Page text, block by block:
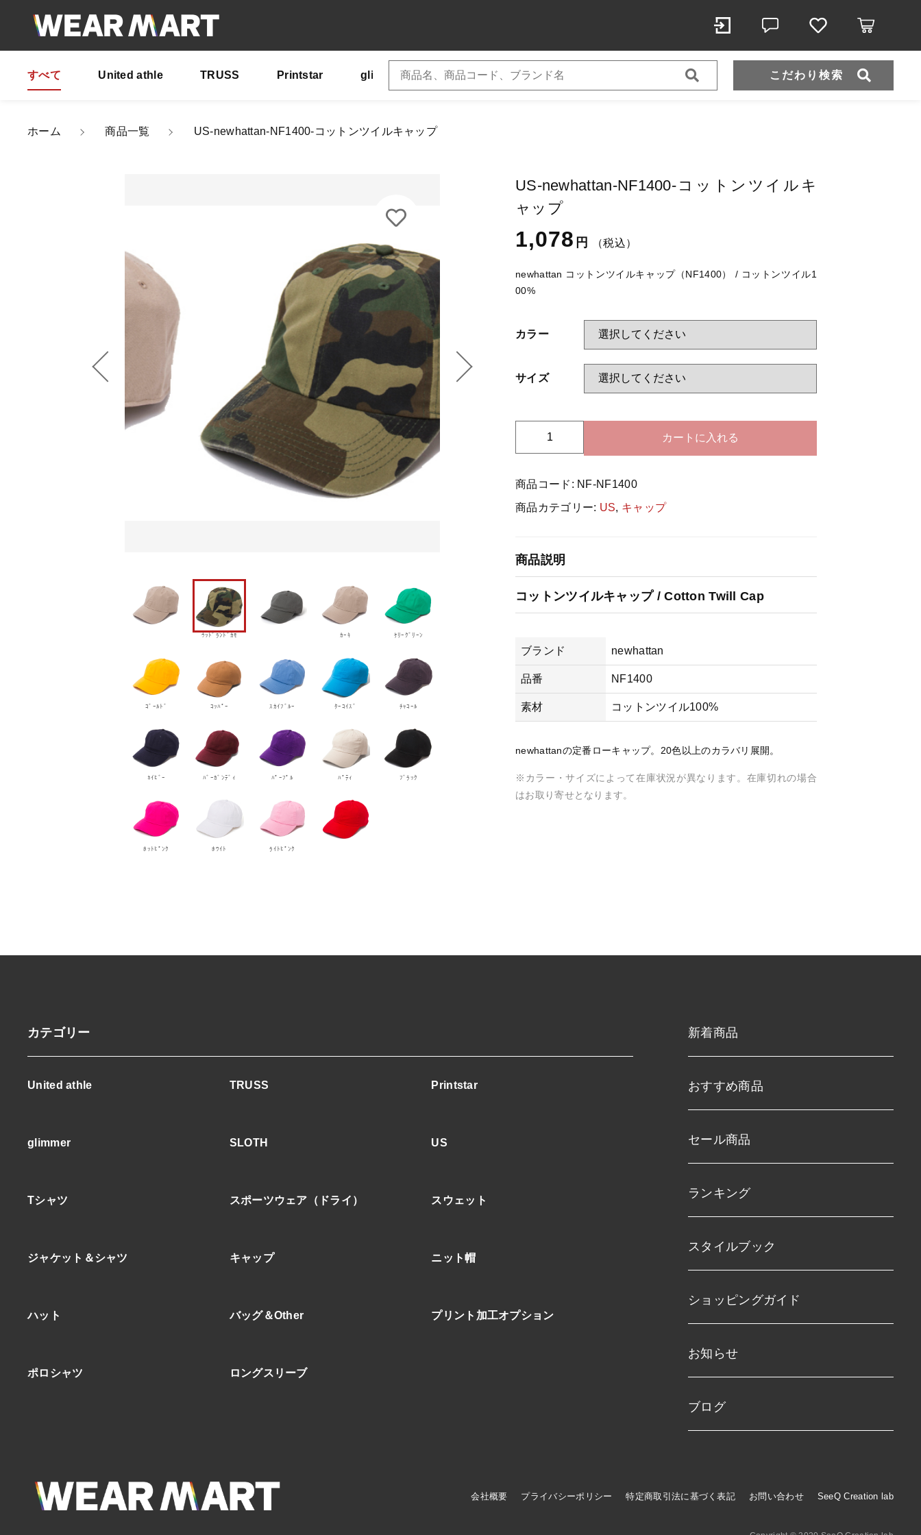
すべて United athle TRUSS Printstar glimmer SLOTH US スポーツウェア（ドライ） スウェット
こだわり検索
ホーム 商品一覧 US-newhattan-NF1400-コットンツイルキャップ
ｳｯﾄﾞﾗﾝﾄﾞｶﾓ ｶｰｷ ｹﾘｰｸﾞﾘｰﾝ
ｺﾞｰﾙﾄﾞ ｺｯﾊﾟｰ ｽｶｲﾌﾞﾙｰ ﾀｰｺｲｽﾞ ﾁｬｺｰﾙ
ﾈｲﾋﾞｰ ﾊﾞｰｶﾞﾝﾃﾞｨ ﾊﾟｰﾌﾟﾙ ﾊﾟﾃｨ ﾌﾞﾗｯｸ
ﾎｯﾄﾋﾟﾝｸ ﾎﾜｲﾄ ﾗｲﾄﾋﾟﾝｸ
US-newhattan-NF1400-コットンツイルキ
ャップ
1,078 円 （税込）
newhattan コットンツイルキャップ（NF1400） / コットンツイル1
00%
カラー
サイズ
S
n
e
a
t
a
n
N
F
1
0
-
ッ
ト
カートに入れる
商品コード: NF-NF1400
商品カテゴリー: US, キャップ
商品説明
コットンツイルキャップ / Cotton Twill Cap
ブランド newhattan
品番 NF1400
素材 コットンツイル100%
newhattanの定番ローキャップ。20色以上のカラバリ展開。
※カラー・サイズによって在庫状況が異なります。在庫切れの場合
はお取り寄せとなります。
US-newhattan-NF1400-コットンツイルキャップ
ショッピングを続ける
カテゴリー
United athle TRUSS Printstar
glimmer SLOTH US
Tシャツ スポーツウェア（ドライ） スウェット
ジャケット＆シャツ キャップ ニット帽
ハット バッグ＆Other プリント加工オプション
ポロシャツ ロングスリーブ
新着商品
おすすめ商品
セール商品
ランキング
スタイルブック
ショッピングガイド
お知らせ
ブログ
会社概要 プライバシーポリシー 特定商取引法に基づく表記 お問い合わせ SeeQ Creation lab
子カテゴリ
価格帯
～
並び順